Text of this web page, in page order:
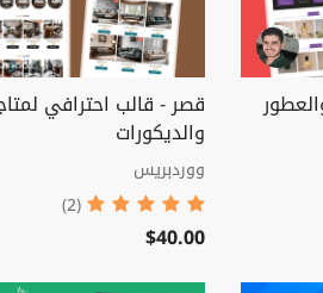
قصر - قالب احترافي
والديكورات
ووردبريس
(2)
$40.00